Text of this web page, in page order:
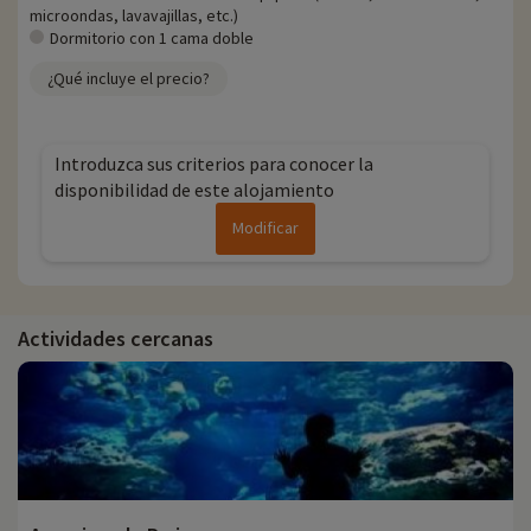
microondas, lavavajillas, etc.)
Dormitorio con 1 cama doble
¿Qué incluye el precio?
Introduzca sus criterios para conocer la
disponibilidad de este alojamiento
Modificar
Actividades cercanas